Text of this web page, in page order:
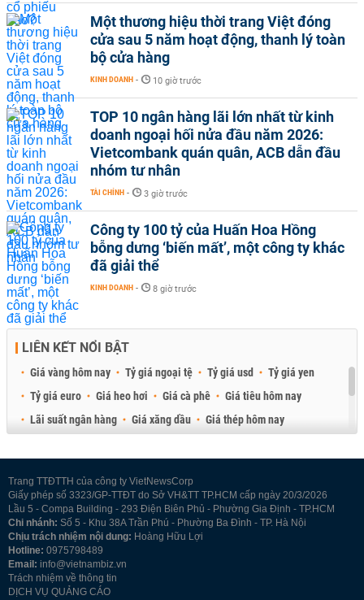
Một thương hiệu thời trang Việt đóng
cửa sau 5 năm hoạt động, thanh lý toàn
bộ cửa hàng
KINH DOANH - 10 giờ trước
TOP 10 ngân hàng lãi lớn nhất từ kinh
doanh ngoại hối nửa đầu năm 2026:
Vietcombank quán quân, ACB dẫn đầu
nhóm tư nhân
TÀI CHÍNH - 3 giờ trước
Công ty 100 tỷ của Huấn Hoa Hồng
bỗng dưng ‘biến mất’, một công ty khác
đã giải thể
KINH DOANH - 8 giờ trước
LIÊN KẾT NỔI BẬT
Giá vàng hôm nay Tỷ giá ngoại tệ Tỷ giá usd
Tỷ giá yen
Tỷ giá euro
Giá heo hơi Giá cà phê
Giá tiêu hôm nay
Lãi suất ngân hàng
Giá xăng dầu
Giá thép hôm nay
Trang TTĐTTH của công ty VietNewsCorp
Giấy phép số 3323/GP-TTĐT do Sở VH&TT TP.HCM cấp ngày 20/3/2026
Lầu 5 - Compa Building - 293 Điện Biên Phủ - Phường Gia Định - TP.HCM
Chi nhánh: Số 5 - Khu 38A Trần Phú - Phường Ba Đình - TP. Hà Nội
Chịu trách nhiệm nội dung: Hoàng Hữu Lợi
Hotline: 0975798489
Email: info@vietnambiz.vn
Trách nhiệm về thông tin
DỊCH VỤ QUẢNG CÁO